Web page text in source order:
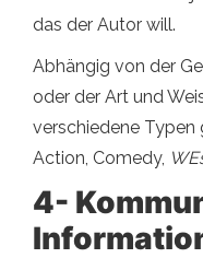
das der Autor will.
Abhängig von der
oder der Art und
verschiedene Typen
Action, Comedy, W
4-